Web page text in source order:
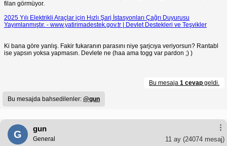
filan görmüyor.
2025 Yılı Elektrikli Araçlar için Hızlı Şarj İstasyonları Çağrı Duyurusu
Yayımlanmıştır. - www.yatirimadestek.gov.tr | Devlet Destekleri ve Teşvikler
Ki bana göre yanlış. Fakir fukaranın parasını niye şarjcıya veriyorsun? Rantabl
ise yapsın yoksa yapmasın. Devlete ne (haa ama togg var pardon ;) )
Bu mesaja 1 cevap geldi.
Bu mesajda bahsedilenler: @gun
G
gun
11 ay (24074 mesaj)
General